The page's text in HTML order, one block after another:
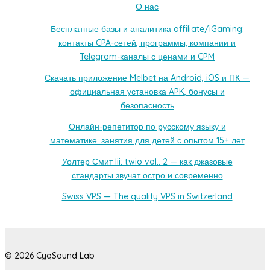
О нас
Бесплатные базы и аналитика affiliate/iGaming:
контакты CPA-сетей, программы, компании и
Telegram-каналы с ценами и CPM
Скачать приложение Melbet на Android, iOS и ПК —
официальная установка APK, бонусы и
безопасность
Онлайн-репетитор по русскому языку и
математике: занятия для детей с опытом 15+ лет
Уолтер Смит Iii: twio vol.. 2 — как джазовые
стандарты звучат остро и современно
Swiss VPS — The quality VPS in Switzerland
© 2026 CyqSound Lab